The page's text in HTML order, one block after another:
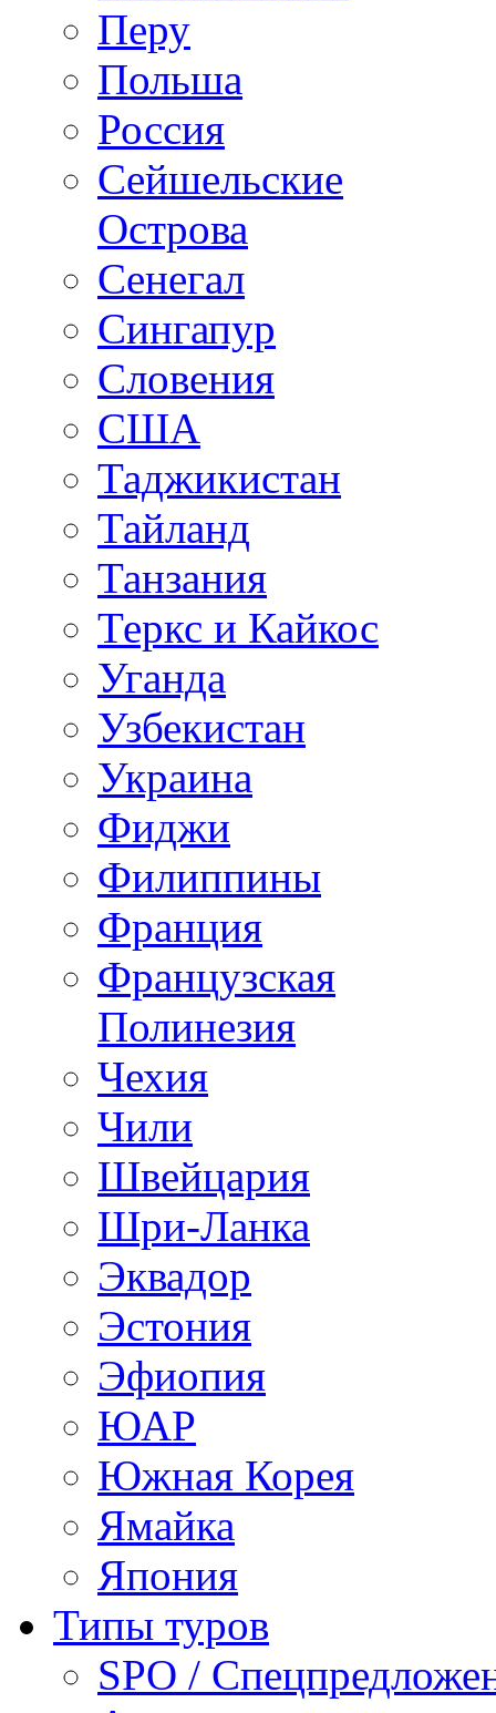
Перу
Польша
Россия
Сейшельские
Острова
Сенегал
Сингапур
Словения
США
Таджикистан
Тайланд
Танзания
Теркс и Кайкос
Уганда
Узбекистан
Украина
Фиджи
Филиппины
Франция
Французская
Полинезия
Чехия
Чили
Швейцария
Шри-Ланка
Эквадор
Эстония
Эфиопия
ЮАР
Южная Корея
Ямайка
Япония
Типы туров
SPO /